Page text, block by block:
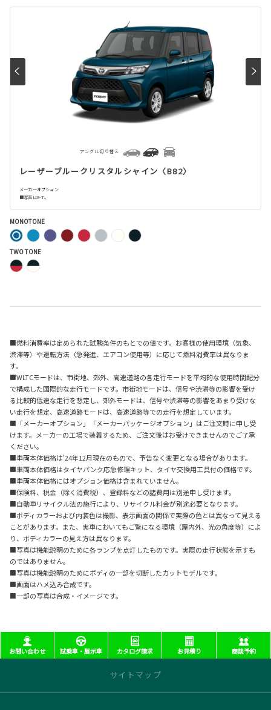
レーザーブルークリスタルシャイン〈B82〉
メーカーオプション
■写真はG-T。
アングル切り替え
MONOTONE
TWO TONE
■燃料消費率は定められた試験条件のもとでの値です。お客様の使用環境（気象、
渋滞等）や運転方法（急発進、エアコン使用等）に応じて燃料消費率は異なりま
す。
■WLTCモードは、市街地、郊外、高速道路の各走行モードを平均的な使用時間配分
で構成した国際的な走行モードです。市街地モードは、信号や渋滞等の影響を受け
る比較的低速な走行を想定し、郊外モードは、信号や渋滞等の影響をあまり受けな
い走行を想定、高速道路モードは、高速道路等での走行を想定しています。
■「メーカーオプション」「メーカーパッケージオプション」はご注文時に申し受
けます。メーカーの工場で装着するため、ご注文後はお受けできませんのでご了承
ください。
■車両本体価格は'24年12月現在のもので、予告なく変更となる場合があります。
■車両本体価格はタイヤパンク応急修理キット、タイヤ交換用工具付の価格です。
■車両本体価格にはオプション価格は含まれていません。
■保険料、税金（除く消費税）、登録料などの諸費用は別途申し受けます。
■自動車リサイクル法の施行により、リサイクル料金が別途必要となります。
■ボディカラーおよび内装色は撮影、表示画面の関係で実際の色とは異なって見える
ことがあります。また、実車においてもご覧になる環境（屋内外、光の角度等）によ
り、ボディカラーの見え方は異なります。
■写真は機能説明のために各ランプを点灯したものです。実際の走行状態を示すも
のではありません。
■写真は機能説明のためにボディの一部を切断したカットモデルです。
■画面はハメ込み合成です。
■一部の写真は合成・イメージです。
お問い合わせ 試乗車・展示車 カタログ請求 お見積り 商談予約
サイトマップ